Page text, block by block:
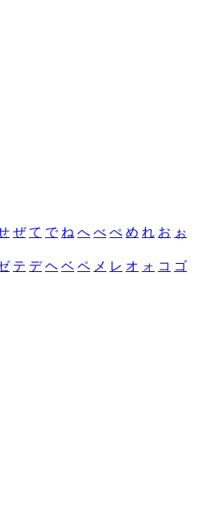
ぜ て で ね へ べ ぺ め れ お ぉ
テ デ ヘ ベ ペ メ レ オ ォ コ ゴ